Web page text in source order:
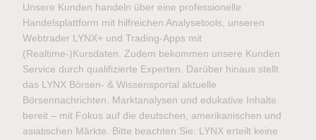
Unsere Kunden handeln über eine professionelle
Handelsplattform mit hilfreichen Analysetools, unseren
Webtrader LYNX+ und Trading-Apps mit
(Realtime-)Kursdaten. Zudem bekommen unsere Kunden
Service durch qualifizierte Experten. Darüber hinaus stellt
das LYNX Börsen- & Wissensportal aktuelle
Börsennachrichten, Marktanalysen und edukative Inhalte
bereit – mit Fokus auf die deutschen, amerikanischen und
asiatischen Märkte. Bitte beachten Sie: LYNX erteilt keine